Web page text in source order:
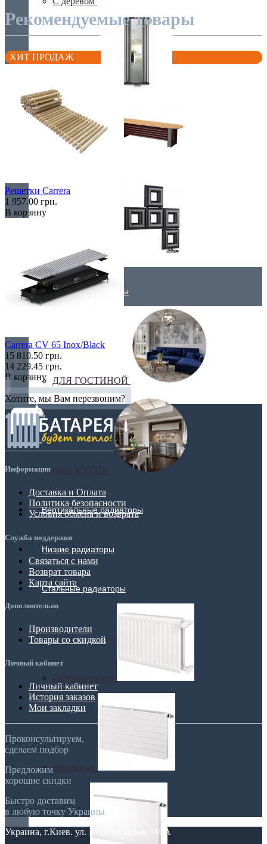
Эксклюзивные
Трубчатые радиаторы
ДЛЯ ГОСТИНОЙ
Вертикальные радиаторы
Низкие радиаторы
Стальные радиаторы
Линейные
Рекомендуемые товары
ХИТ ПРОДАЖ
Решетки Carrera
1 957.00 грн.
В корзину
Carrera CV 65 Inox/Black
15 810.50 грн.
14 229.45 грн.
В корзину
Хотите, мы Вам перезвоним?
Информация
Доставка и Оплата
Политика безопасности
Условия обмена и возврата
Служба поддержки
Связаться с нами
Возврат товара
Карта сайта
Дополнительно
Производители
Товары со скидкой
Личный кабинет
Личный кабинет
История заказов
Мои закладки
Проконсультируем,
сделаем подбор
Предложим
хорошие скидки
Быстро доставим
в любую точку Украины
Украина, г.Киев. ул. Кирилловская,160А